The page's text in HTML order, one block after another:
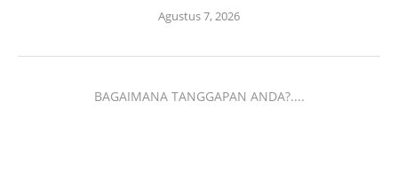
Agustus 7, 2026
BAGAIMANA TANGGAPAN ANDA?....